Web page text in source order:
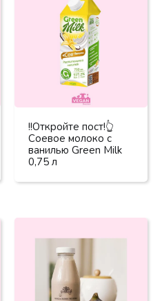
!!Откройте пост!👆
Соевое молоко с
ванилью Green Milk
0,75 л